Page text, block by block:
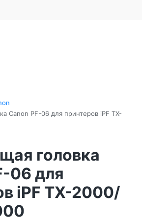
Canon PF-06 для принтеров iPF TX-
головка
06 для
iPF TX-2000/